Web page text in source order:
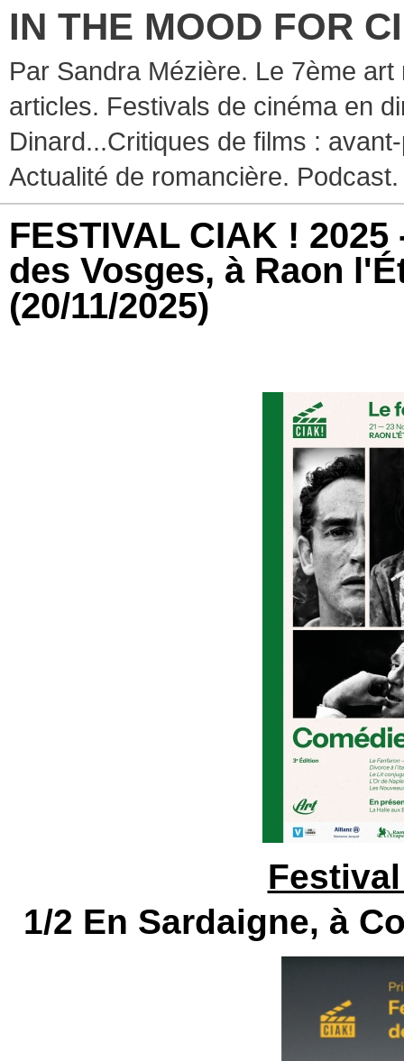
IN THE MOOD FOR
Par Sandra Mézière. Le 7ème
articles. Festivals de cinéma en
Dinard...Critiques de films :
Actualité de romancière. Podcast.
FESTIVAL CIAK !
des Vosges, à Raon
(20/11/2025)
1/2 En Sardaigne, à